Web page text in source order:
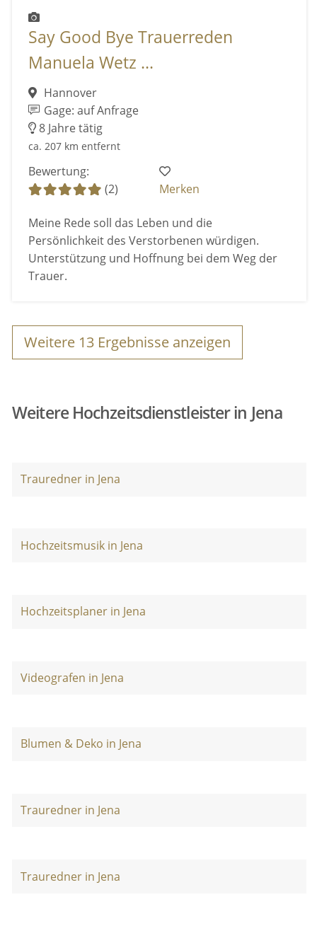
Say Good Bye Trauerreden
Manuela Wetz ...
Hannover
Gage: auf Anfrage
8 Jahre tätig
ca. 207 km entfernt
Bewertung:
(2)
Merken
Meine Rede soll das Leben und die
Persönlichkeit des Verstorbenen würdigen.
Unterstützung und Hoffnung bei dem Weg der
Trauer.
Weitere 13 Ergebnisse anzeigen
Weitere Hochzeitsdienstleister in Jena
Trauredner in Jena
Hochzeitsmusik in Jena
Hochzeitsplaner in Jena
Videografen in Jena
Blumen & Deko in Jena
Trauredner in Jena
Trauredner in Jena